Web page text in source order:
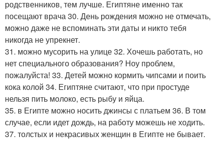
родственников, тем лучше. Египтяне именно так
посещают врача 30. День рождения можно не отмечать,
можно даже не вспоминать эти даты и никто тебя
никогда не упрекнет.
31. можно мусорить на улице 32. Хочешь работать, но
нет специального образования? Ноу проблем,
пожалуйста! 33. Детей можно кормить чипсами и поить
кока колой 34. Египтяне считают, что при простуде
нельзя пить молоко, есть рыбу и яйца.
35. в Египте можно носить джинсы с платьем 36. В том
случае, если идет дождь, на работу можешь не ходить.
37. толстых и некрасивых женщин в Египте не бывает.